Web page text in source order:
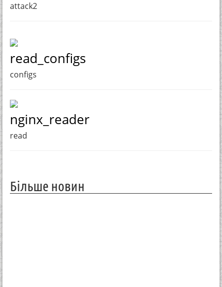
attack2
read_configs
configs
nginx_reader
read
Більше новин